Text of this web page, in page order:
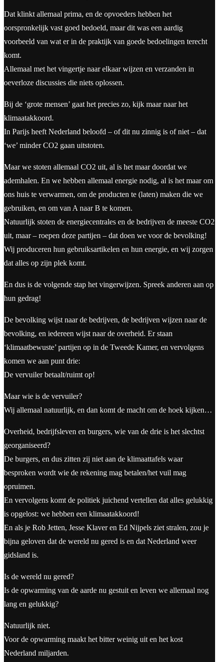
Dat klinkt allemaal prima, en de opvoeders hebben het
oorspronkelijk vast goed bedoeld, maar dit was een aardig
voorbeeld van wat er in de praktijk van goede bedoelingen terecht
komt.
Allemaal met het vingertje naar elkaar wijzen en verzanden in
oeverloze discussies die niets oplossen.
Bij de ‘grote mensen’ gaat het precies zo, kijk maar naar het
klimaatakkoord.
In Parijs heeft Nederland beloofd – of dit nu zinnig is of niet – dat
‘we’ minder CO2 gaan uitstoten.
Maar we stoten allemaal CO2 uit, al is het maar doordat we
ademhalen. En we hebben allemaal energie nodig, al is het maar om
ons huis te verwarmen, om de producten te (laten) maken die we
gebruiken, en om van A naar B te komen.
Natuurlijk stoten de energiecentrales en de bedrijven de meeste CO2
uit, maar – roepen deze partijen – dat doen we voor de bevolking!
Wij produceren hun gebruiksartikelen en hun energie, en wij zorgen
dat alles op zijn plek komt.
En dus is de volgende stap het vingerwijzen. Spreek anderen aan op
hun gedrag!
De bevolking wijst naar de bedrijven, de bedrijven wijzen naar de
bevolking, en iedereen wijst naar de overheid. Er staan
‘klimaatbewuste’ partijen op in de Tweede Kamer, en vervolgens
komen we aan punt drie:
De vervuiler betaalt/ruimt op!
Maar wie is de vervuiler?
Wij allemaal natuurlijk, en dan komt de macht om de hoek kijken…
Overheid, bedrijfsleven en burgers, wie van de drie is het slechtst
georganiseerd?
De burgers, en dus zitten zij niet aan de klimaattafels waar
besproken wordt wie de rekening mag betalen/het vuil mag
opruimen.
En vervolgens komt de politiek juichend vertellen dat alles gelukkig
is opgelost: we hebben een klimaatakkoord!
En als je Rob Jetten, Jesse Klaver en Ed Nijpels ziet stralen, zou je
bijna geloven dat de wereld nu gered is en dat Nederland weer
gidsland is.
Is de wereld nu gered?
Is de opwarming van de aarde nu gestuit en leven we allemaal nog
lang en gelukkig?
Natuurlijk niet.
Voor de opwarming maakt het bitter weinig uit en het kost
Nederland miljarden.